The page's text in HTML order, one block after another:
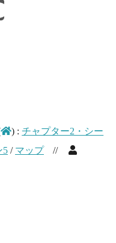
) :チャプター2・シー
5 / マップ
//